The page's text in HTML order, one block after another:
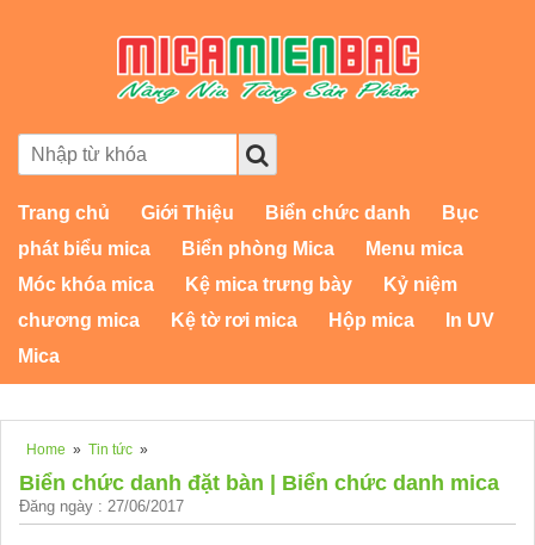
Trang chủ Giới Thiệu Biển chức danh
Bục
phát biểu mica
Biển phòng Mica
Menu mica
Móc khóa mica
Kệ mica trưng bày
Kỷ niệm
chương mica
Kệ tờ rơi mica Hộp mica
In UV
Mica
Home » Tin tức »
Biển chức danh đặt bàn | Biển chức danh mica
Đăng ngày : 27/06/2017